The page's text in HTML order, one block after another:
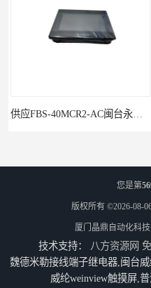
供应FBS-40MCR2-AC闽台永宏FATEKPLC
您是第
版权所有 ©2026-08-
厦门晶鼎自动化科技
技术支持： 八方资源网
魏德米勒接线端子继电器,闽台
威纶weinview触摸屏,